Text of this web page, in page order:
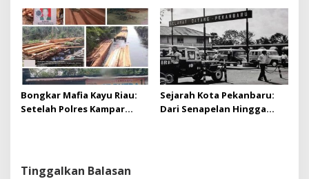
Pro-Rakyat
Bongkar Mafia Kayu Riau:
Setelah Polres Kampar
Sejarah Kota Pekanbaru:
Dari Senapelan Hingga
Tinggalkan Balasan